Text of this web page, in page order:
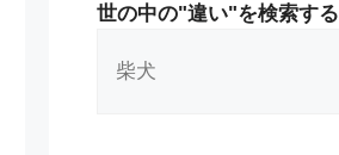
世の中の"違い"を検索する